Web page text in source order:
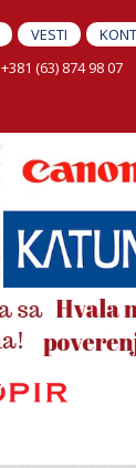
VESTI
+381 (63) 874 98 07